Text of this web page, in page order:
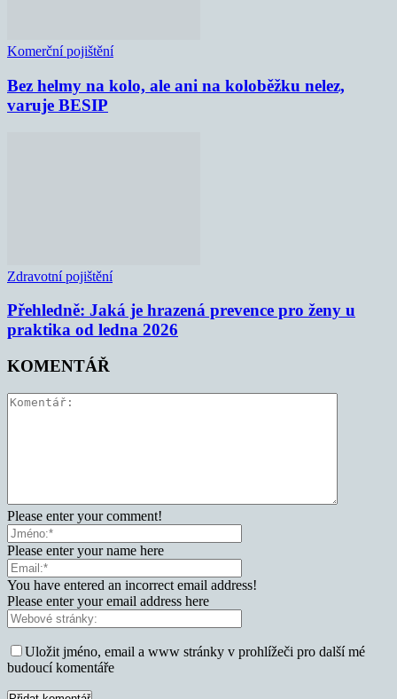
Komerční pojištění
Bez helmy na kolo, ale ani na koloběžku nelez,
varuje BESIP
Zdravotní pojištění
Přehledně: Jaká je hrazená prevence pro ženy u
praktika od ledna 2026
KOMENTÁŘ
Please enter your comment!
Please enter your name here
You have entered an incorrect email address!
Please enter your email address here
Uložit jméno, email a www stránky v prohlížeči pro další mé
budoucí komentáře